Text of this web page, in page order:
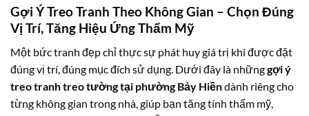
Gợi Ý Treo Tranh Theo Không Gian – Chọn Đúng
Vị Trí, Tăng Hiệu Ứng Thẩm Mỹ
Một bức tranh đẹp chỉ thực sự phát huy giá trị khi được đặt
đúng vị trí, đúng mục đích sử dụng. Dưới đây là nhữnggợi ý
treo tranh treo tường tại phường Bảy Hiềndành riêng cho
từng không gian trong nhà, giúp bạn tăng tính thẩm mỹ,